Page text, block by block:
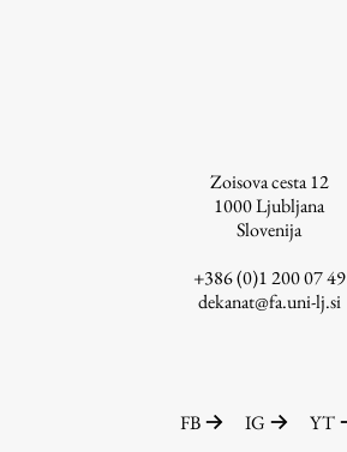
Gostujoči profesor
Zoisova cesta 12
1000Ljubljana
Slovenija
+386 (0)1 200 07 49
dekanat@fa.uni-lj.si
FB IG YT